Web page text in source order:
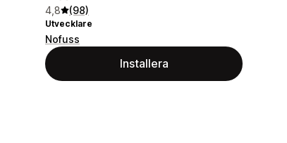
4,8 (98)
Utvecklare
Nofuss
Installera